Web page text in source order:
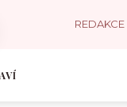
REDAKCE